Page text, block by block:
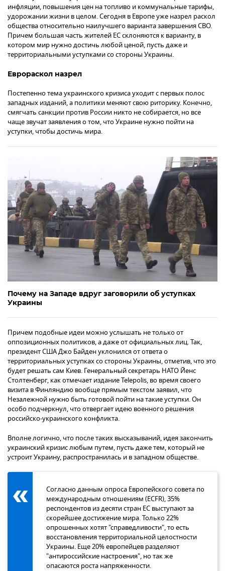
инфляции, повышения цен на топливо и коммунальные тарифы,
удорожании жизни в целом. Сегодня в Европе уже назрел раскол
общества относительно наилучшего варианта завершения СВО.
Причем большая часть жителей ЕС склоняются к варианту, в
котором мир нужно достичь любой ценой, пусть даже и
территориальными уступками со стороны Украины.
Еврораскол назрел
Постепенно тема украинского кризиса уходит с первых полос
западных изданий, а политики меняют свою риторику. Конечно,
смягчать санкции против России никто не собирается, но все
чаще звучат заявления о том, что Украине нужно пойти на
уступки, чтобы достичь мира.
Почему на Западе вдруг заговорили об уступках
Украины
Причем подобные идеи можно услышать не только от
оппозиционных политиков, а даже от официальных лиц. Так,
президент США Джо Байден уклонился от ответа о
территориальных уступках со стороны Украины, отметив, что это
будет решать сам Киев. Генеральный секретарь НАТО Йенс
Столтенберг, как отмечает издание Telepolis, во время своего
визита в Финляндию вообще прямым текстом заявил, что
Незалежной нужно быть готовой пойти на такие уступки. Он
особо подчеркнул, что отвергает идею военного решения
российско-украинского конфликта.
Вполне логично, что после таких высказываний, идея закончить
украинский кризис любым путем, пусть даже тем, который не
устроит Украину, распространилась и в западном обществе.
Согласно данным опроса Европейского совета по
международным отношениям (ECFR), 35%
респондентов из десяти стран ЕС выступают за
скорейшее достижение мира. Только 22%
опрошенных хотят "справедливости", то есть
восстановления территориальной целостности
Украины. Еще 20% европейцев разделяют
"антироссийские настроения", но так же
опасаются роста напряженности.